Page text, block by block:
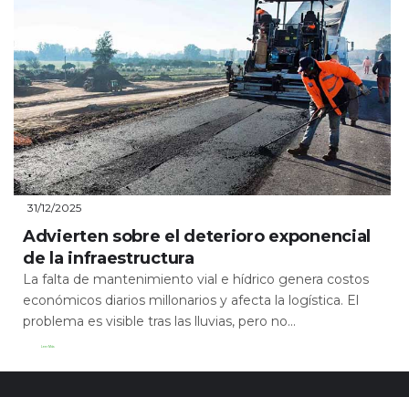
31/12/2025
Advierten sobre el deterioro exponencial
de la infraestructura
La falta de mantenimiento vial e hídrico genera costos
económicos diarios millonarios y afecta la logística. El
problema es visible tras las lluvias, pero no...
Leer Más